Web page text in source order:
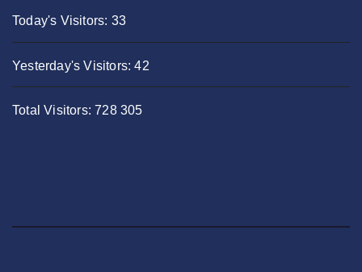
Today's Visitors: 33
Yesterday's Visitors:42
Total Visitors:728 305